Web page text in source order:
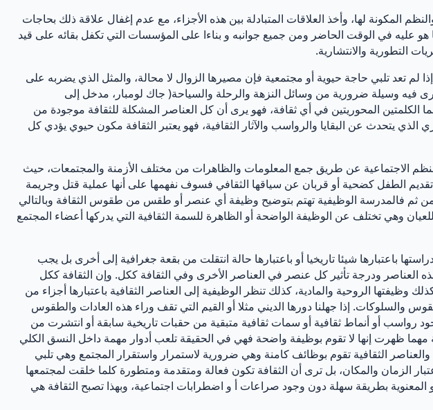
المكونة لها، وأخذ العلاقات المتبادلة بين هذه الأجزاء، مع عدم إغفال علاقة ذلك بحاجات
هو عليه في الوقت الحاضر ومن جميع جوانبه و بناءا على المؤسسات التي تكفل بقائه على قيد
التطورية والانتشارية.
تعد تلبي حاجة حيوية أو مجتمعية فإن مصيرها الزوال لا محالة، والمثل الذي يضربه على
فيه وسيلة ضرورية من وسائل النزهة والرحلة والسياحة( جاك لومبار، مدخل إلى
هما الكلمتين المحوريتين في أي ثقافة، فهو يرى أن كل العناصر المشكلة للثقافة موجودة من
يتحدث عن البقايا والرواسب والآثار الثقافية، فهو يعتبر الثقافة مكون حيوي يؤدي كل
الاجتماعية عن طريق جمع المعلومات والظاهرات من مختلف الأزمنة والمجتمعات، حيث
الطفل كضحية أو قربان عن سياقها الثقافي فسوف نفهمها على أنها عملية قتل وجريمة
ومن ثم فالمدرسة الوظيفية تهتم بتوضيح وظيفة أي عنصر أو طقس من طقوس الثقافة وبالتالي
وهي تختلف عن الوظيفة الواضحة أو الظاهرة للسمة الثقافية التي يدركها أعضاء المجتمع
باعتبارها شيئا تاريخيا أو باعتبارها حالة انتقلت من بقعة جغرافية إلى أخرى بل يجب
العناصر ودرجة تأثير كل عنصر في العناصر الأخرى وفي الثقافة ككل. وإن الثقافة ككل
الروحية والمادية، كذلك تنظر الوظيفية إلى العناصر الثقافية باعتبارها أجزاء من
والسلوكات. إذا جهلنا دورها الديني مثلا أو القيم التي تقف وراء هذه العادات والطقوس
رواسب أو أنماط ثقافية أو سمات ثقافية متبقية من حقبات تاريخية سابقة أو انتشرت من
مهما ظهرت إنها لا تقوم بوظيفة واضحة فهي في الحقيقة تلعب أدوار مهمة داخل النسق الكلي
الثقافية تقوم بوظائف كامنة وهي ضرورية لاستمرار واستقرار المجتمع وهي تلبي
الزمان والمكان، بل ترى أن الثقافة تكون فعالة ومتقدمة ومتطورة كلما خلقت لمجتمعها
المعنوية بطريقة سهلة دون وجود صراعات أ و اضطرابات اجتماعية، وبهذا تصبح الثقافة هي